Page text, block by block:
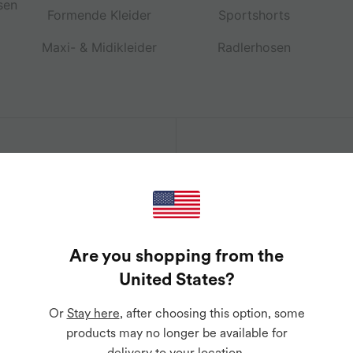
Formende Kleider
Maxi- & Midikleider
Sportshorts
Radlerhosen
Deals,
auf
App
Are you shopping from the
United States?
Or Stay here, after choosing this option, some
products may no longer be available for